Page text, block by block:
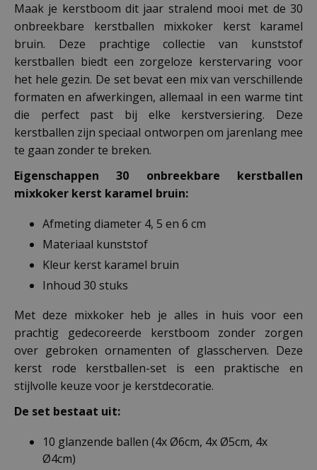
Maak je kerstboom dit jaar stralend mooi met de 30
onbreekbare kerstballen mixkoker kerst karamel
bruin. Deze prachtige collectie van kunststof
kerstballen biedt een zorgeloze kerstervaring voor
het hele gezin. De set bevat een mix van verschillende
formaten en afwerkingen, allemaal in een warme tint
die perfect past bij elke kerstversiering. Deze
kerstballen zijn speciaal ontworpen om jarenlang mee
te gaan zonder te breken.
Eigenschappen 30 onbreekbare kerstballen
mixkoker kerst karamel bruin:
Afmeting diameter 4, 5 en 6 cm
Materiaal kunststof
Kleur kerst karamel bruin
Inhoud 30 stuks
Met deze mixkoker heb je alles in huis voor een
prachtig gedecoreerde kerstboom zonder zorgen
over gebroken ornamenten of glasscherven. Deze
kerst rode kerstballen-set is een praktische en
stijlvolle keuze voor je kerstdecoratie.
De set bestaat uit:
10 glanzende ballen (4x Ø6cm, 4x Ø5cm, 4x
Ø4cm)